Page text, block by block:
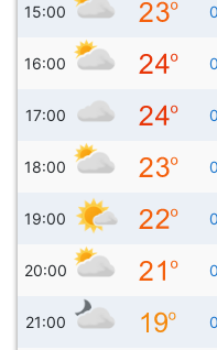
15:00
16:00
17:00
18:00
19:00
20:00
21:00